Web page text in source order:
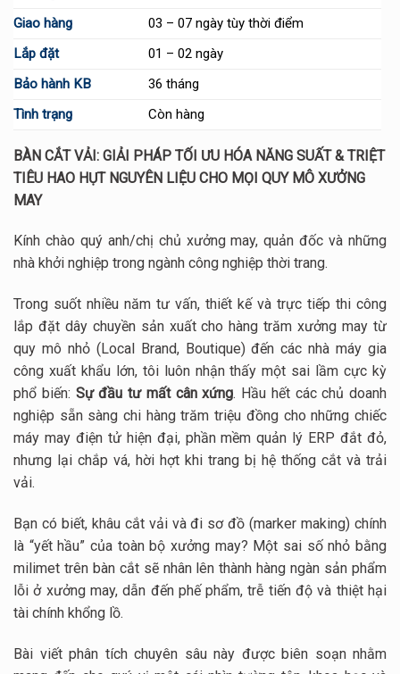
Giao hàng
03 – 07 ngày tùy thời điểm
Lắp đặt
01 – 02 ngày
Bảo hành KB
36 tháng
Tình trạng
Còn hàng
BÀN CẮT VẢI: GIẢI PHÁP TỐI ƯU HÓA NĂNG SUẤT & TRIỆT
TIÊU HAO HỤT NGUYÊN LIỆU CHO MỌI QUY MÔ XƯỞNG
MAY
Kính chào quý anh/chị chủ xưởng may, quản đốc và những
nhà khởi nghiệp trong ngành công nghiệp thời trang.
Trong suốt nhiều năm tư vấn, thiết kế và trực tiếp thi công
lắp đặt dây chuyền sản xuất cho hàng trăm xưởng may từ
quy mô nhỏ (Local Brand, Boutique) đến các nhà máy gia
công xuất khẩu lớn, tôi luôn nhận thấy một sai lầm cực kỳ
phổ biến: Sự đầu tư mất cân xứng. Hầu hết các chủ doanh
nghiệp sẵn sàng chi hàng trăm triệu đồng cho những chiếc
máy may điện tử hiện đại, phần mềm quản lý ERP đắt đỏ,
nhưng lại chắp vá, hời hợt khi trang bị hệ thống cắt và trải
vải.
Bạn có biết, khâu cắt vải và đi sơ đồ (marker making) chính
là “yết hầu” của toàn bộ xưởng may? Một sai số nhỏ bằng
milimet trên bàn cắt sẽ nhân lên thành hàng ngàn sản phẩm
lỗi ở xưởng may, dẫn đến phế phẩm, trễ tiến độ và thiệt hại
tài chính khổng lồ.
Bài viết phân tích chuyên sâu này được biên soạn nhằm